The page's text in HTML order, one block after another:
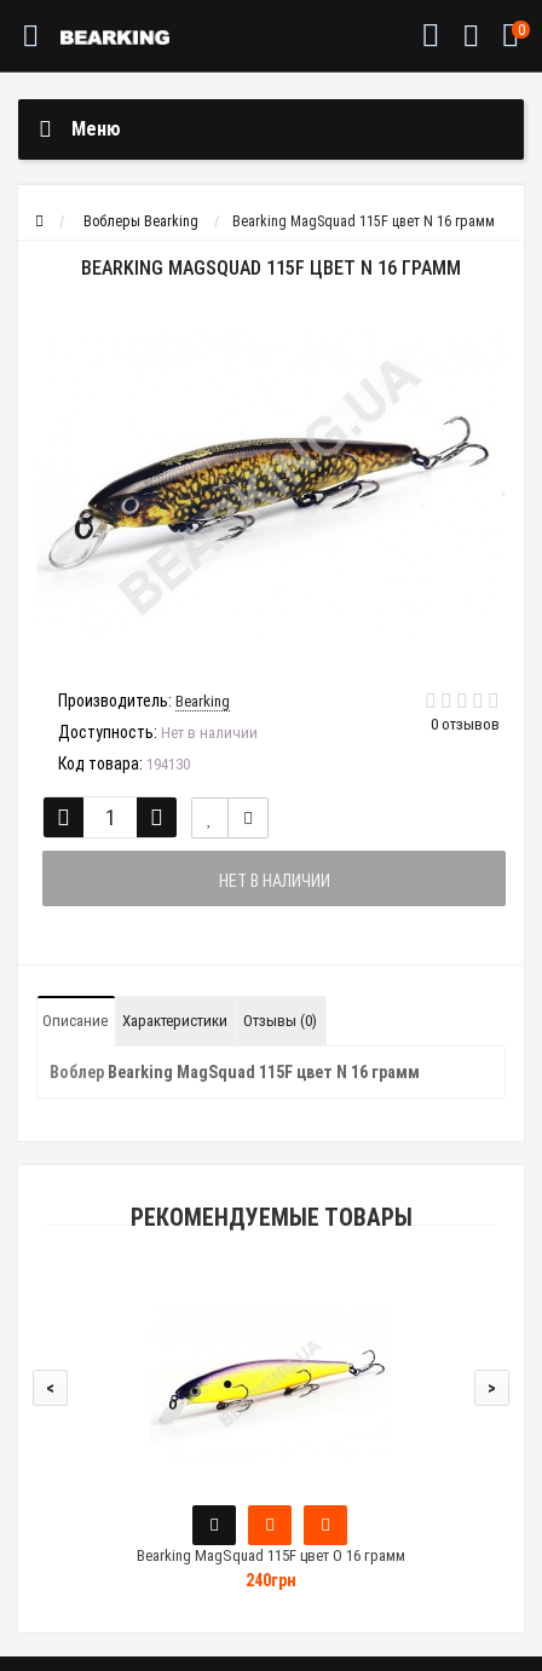
0
Меню
Воблеры Bearking Bearking MagSquad 115F цвет N 16 грамм
BEARKING MAGSQUAD 115F ЦВЕТ N 16 ГРАММ
0 отзывов
Производитель: Bearking
Доступность: Нет в наличии
Код товара: 194130
НЕТ В НАЛИЧИИ
Описание Характеристики Отзывы (0)
Воблер Bearking MagSquad 115F цвет N 16 грамм
РЕКОМЕНДУЕМЫЕ ТОВАРЫ
Bearking MagSquad 115F цвет O 16 грамм
240грн
< >